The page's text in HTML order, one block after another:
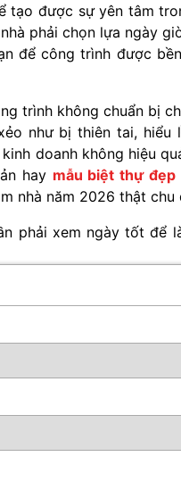
tạo được sự yên tâm
phải chọn lựa ngày
để công trình được
trình không chuẩn bị
như bị thiên tai, hiểu
doanh không hiệu
hay mẫu biệt thự đẹp
nhà năm 2026 thật chu
phải xem ngày tốt để